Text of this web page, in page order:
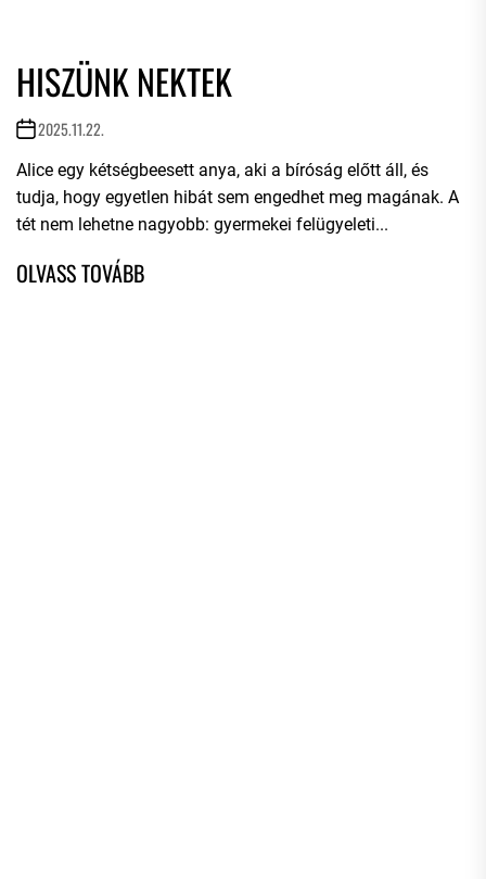
HISZÜNK NEKTEK
2025.11.22.
Alice egy kétségbeesett anya, aki a bíróság előtt áll, és
tudja, hogy egyetlen hibát sem engedhet meg magának. A
tét nem lehetne nagyobb: gyermekei felügyeleti...